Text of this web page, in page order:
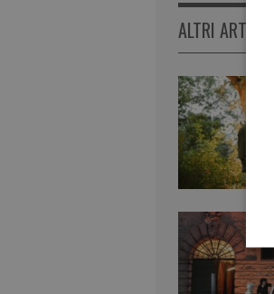
ALTRI ARTICOLI